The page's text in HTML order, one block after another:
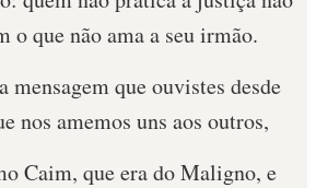
o que não ama a seu irmão.
mensagem que ouvistes desde
nos amemos uns aos outros,
Caim, que era do Maligno, e